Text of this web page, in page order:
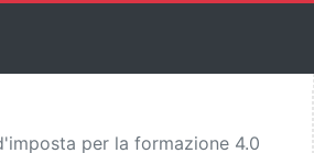
per la formazione 4.0